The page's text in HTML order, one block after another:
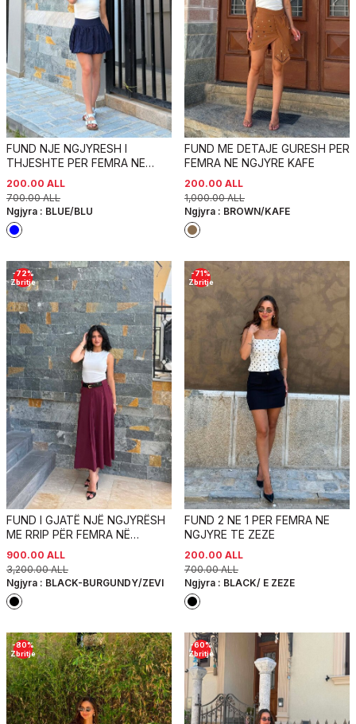
FUND NJE NGJYRESH I
THJESHTE PER FEMRA NE
NGJYRE BLU
700.00ALL
200.00 ALL
Ngjyra : BLUE/BLU
FUND ME DETAJE GURESH PER
FEMRA NE NGJYRE KAFE
1,000.00ALL
200.00 ALL
Ngjyra : BROWN/KAFE
-72%
Zbritje
FUND I GJATË NJË NGJYRËSH
ME RRIP PËR FEMRA NË
NGJYRË TË ZEZË ME VISHNJE
3,200.00ALL
900.00 ALL
Ngjyra : BLACK-BURGUNDY/ZEVI
-71%
Zbritje
FUND 2 NE 1 PER FEMRA NE
NGJYRE TE ZEZE
700.00ALL
200.00 ALL
Ngjyra : BLACK/ E ZEZE
-80%
Zbritje
-60%
Zbritje